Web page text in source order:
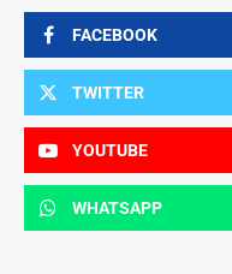
FACEBOOK
TWITTER
YOUTUBE
WHATSAPP